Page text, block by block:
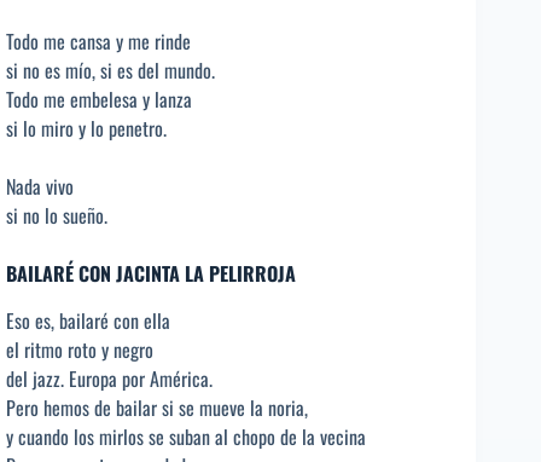
Todo me cansa y me rinde
si no es mío, si es del mundo.
Todo me embelesa y lanza
si lo miro y lo penetro.
Nada vivo
si no lo sueño.
BAILARÉ CON JACINTA LA PELIRROJA
Eso es, bailaré con ella
el ritmo roto y negro
del jazz. Europa por América.
Pero hemos de bailar si se mueve la noria,
y cuando los mirlos se suban al chopo de la vecina